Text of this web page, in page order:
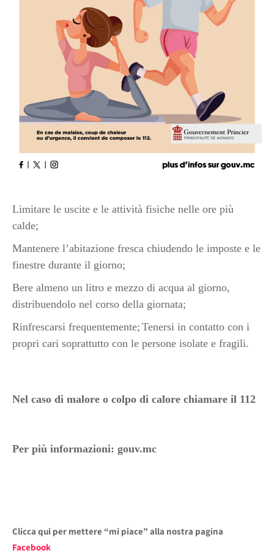
Limitare le uscite e le attività fisiche nelle ore più
calde;
Mantenere l’abitazione fresca chiudendo le imposte e le
finestre durante il giorno;
Bere almeno un litro e mezzo di acqua al giorno,
distribuendolo nel corso della giornata;
Rinfrescarsi frequentemente; Tenersi in contatto con i
propri cari soprattutto con le persone isolate e fragili.
Nel caso di malore o colpo di calore chiamare il 112
Per più informazioni: gouv.mc
Clicca qui per mettere “mi piace” alla nostra pagina
Facebook